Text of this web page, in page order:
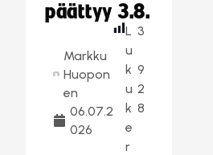
päättyy 3.8.
Markku
Huopon
en
06.07.2
026
L
u
k
u
k
e
r
3
9
2
8